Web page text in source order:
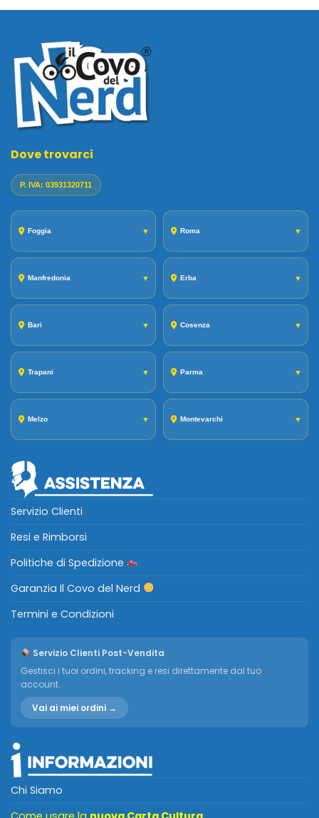
Dove trovarci
P. IVA: 03931320711
Foggia ▼ Roma ▼
Manfredonia ▼ Erba ▼
Bari ▼ Cosenza ▼
Trapani ▼ Parma ▼
Melzo ▼ Montevarchi ▼
Servizio Clienti
Resi e Rimborsi
Politiche di Spedizione
Garanzia Il Covo del Nerd
Termini e Condizioni
Servizio Clienti Post-Vendita
Gestisci i tuoi ordini, tracking e resi direttamente dal tuo
account.
Vai ai miei ordini →
Chi Siamo